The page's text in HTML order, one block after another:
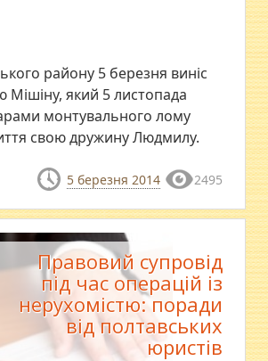
району 5 березня виніс
Мішіну, який 5 листопада
монтувального лому
свою дружину Людмилу.
5 березня 2014 2495
Правовий супровід
під час операцій із
нерухомістю: поради
від полтавських
юристів